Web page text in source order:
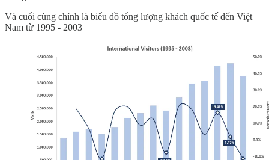
Và cuối cùng chính là biểu đồ tổng lượng khách quốc tế đến Việt
Nam từ 1995 - 2003